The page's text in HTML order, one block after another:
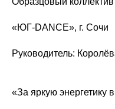
«ЮГ-DANCE», г. Сочи
Руководитель:
«За яркую энергетику